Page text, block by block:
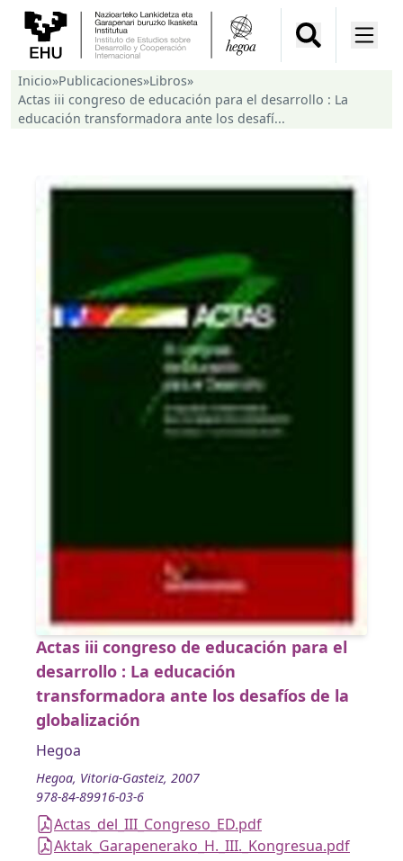
Inicio»Publicaciones»Libros»
Actas iii congreso de educación para el desarrollo : La
educación transformadora ante los desafí...
Actas iii congreso de educación para el
desarrollo : La educación
transformadora ante los desafíos de la
globalización
Hegoa
Hegoa, Vitoria-Gasteiz, 2007
978-84-89916-03-6
Actas_del_III_Congreso_ED.pdf
Aktak_Garapenerako_H._III._Kongresua.pdf